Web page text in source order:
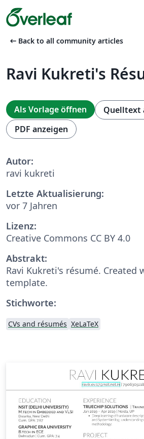
arrow_left_alt Back to all community articles
Ravi Kukreti's
Als Vorlage öffnen
Quelltext
PDF anzeigen
Autor:
ravi kukreti
Letzte Aktualisierung:
vor 7 Jahren
Lizenz:
Creative Commons CC BY 4.0
Abstrakt:
Ravi Kukreti's résumé. Created
template.
Stichworte:
CVs and résumés XeLaTeX